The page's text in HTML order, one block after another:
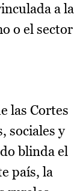
a la
o el sector
las Cortes
sociales y
blinda el
país, la